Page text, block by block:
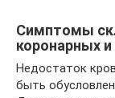
Симптомы
коронарных
Недостаток
быть